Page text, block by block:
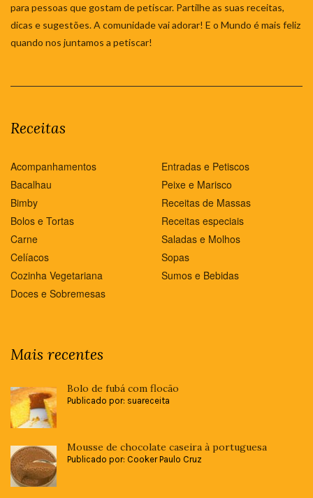
para pessoas que gostam de petiscar. Partilhe as suas receitas,
dicas e sugestões. A comunidade vai adorar! E o Mundo é mais feliz
quando nos juntamos a petiscar!
Receitas
Acompanhamentos
Bacalhau
Bimby
Bolos e Tortas
Carne
Celíacos
Cozinha Vegetariana
Doces e Sobremesas
Entradas e Petiscos
Peixe e Marisco
Receitas de Massas
Receitas especiais
Saladas e Molhos
Sopas
Sumos e Bebidas
Mais recentes
Bolo de fubá com flocão
Publicado por: suareceita
Mousse de chocolate caseira à portuguesa
Publicado por: Cooker Paulo Cruz